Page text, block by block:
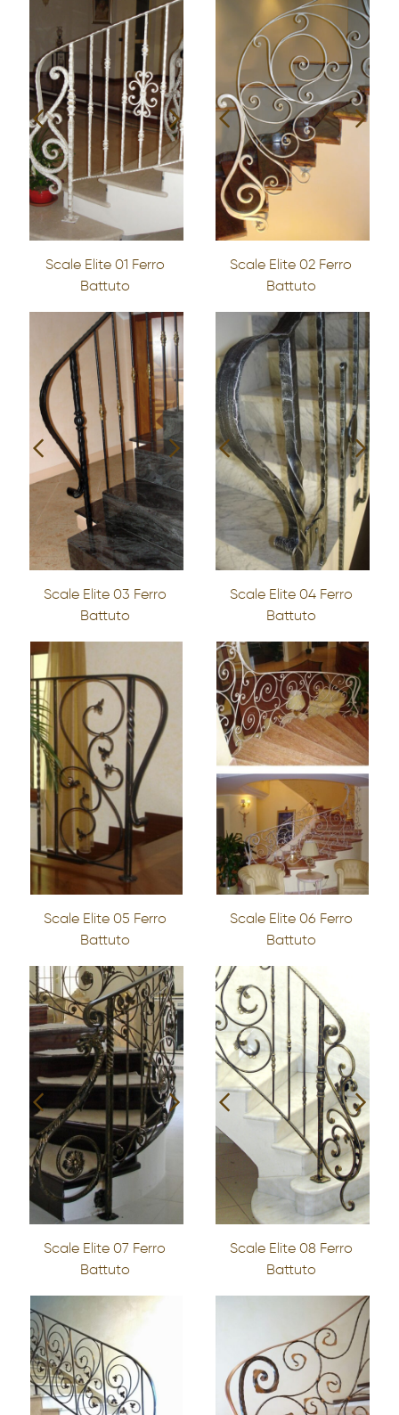
AZIENDA
SERVIZI
PRODOTTI
PORTFOLIO
NEWS
CONTATTI
Scale Elite 01 Ferro
Battuto
Scale Elite 02 Ferro
Battuto
Scale Elite 03 Ferro
Battuto
Scale Elite 04 Ferro
Battuto
Scale Elite 05 Ferro
Battuto
Scale Elite 06 Ferro
Battuto
Scale Elite 07 Ferro
Battuto
Scale Elite 08 Ferro
Battuto